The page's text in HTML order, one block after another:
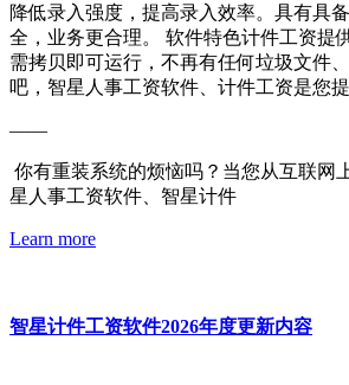
降低录入强度，提高录入效率。具有具
全，业务更合理。 软件特色计件工资提
需拷贝即可运行，不再有任何垃圾文件
吧，智星人事工资软件、计件工资是您
——
你有重装系统的烦恼吗？当您从互联网
星人事工资软件、智星计件
Learn more
智星计件工资软件2026年度更新内容